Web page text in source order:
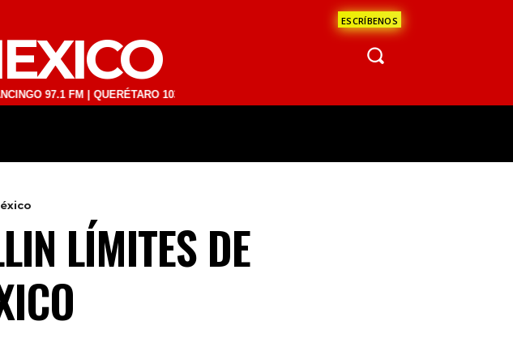
ESCRÍBENOS
FM | QUERÉTARO 103.1 FM | SAN JUAN DEL RÍO 93.1 FM | GUADALAJARA 1510 AM | LA PAZ
LÍMITES DE